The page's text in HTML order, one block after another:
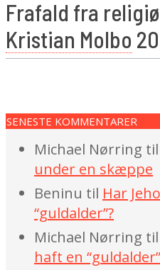
Frafald fra
Kristian Molbo
07-
06
SENESTE KOMMENTARER
Michael Nørring til
under en skæppe
Beninu til Har
“guldalder”?
Michael Nørring til
haft en